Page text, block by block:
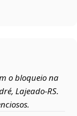
o bloqueio na
Lajeado‑RS.